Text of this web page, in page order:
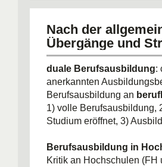
geringes Ausmaß
Nach der
Übergänge und
duale Berufsausbildung:
anerkannten
Berufsausbildung an
1) volle Berufsausbildung,
Studium eröffnet, 3)
Berufsausbildung in
Kritik an Hochschulen (FH